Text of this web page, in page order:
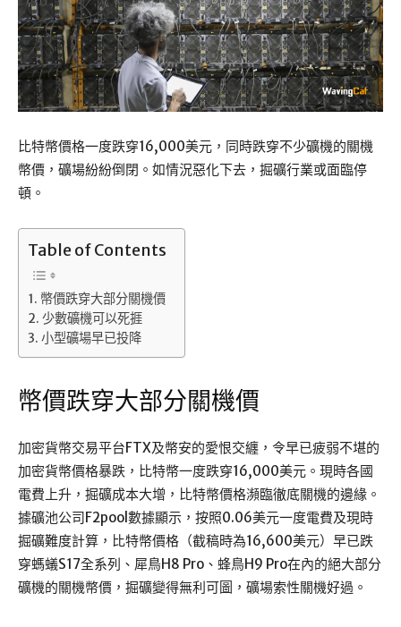
比特幣價格一度跌穿16,000美元，同時跌穿不少礦機的關機
幣價，礦場紛紛倒閉。如情況惡化下去，掘礦行業或面臨停
頓。
Table of Contents
幣價跌穿大部分關機價
少數礦機可以死捱
小型礦場早已投降
幣價跌穿大部分關機價
加密貨幣交易平台FTX及幣安的愛恨交纏，令早已疲弱不堪的
加密貨幣價格暴跌，比特幣一度跌穿16,000美元。現時各國
電費上升，掘礦成本大增，比特幣價格瀕臨徹底關機的邊緣。
據礦池公司F2pool數據顯示，按照0.06美元一度電費及現時
掘礦難度計算，比特幣價格（截稿時為16,600美元）早已跌
穿螞蟻S17全系列、犀鳥H8 Pro、蜂鳥H9 Pro在內的絕大部分
礦機的關機幣價，掘礦變得無利可圖，礦場索性關機好過。